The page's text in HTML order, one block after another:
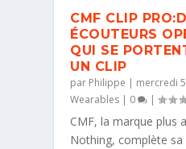
CMF CLIP
ÉCOUTEURS
QUI SE
UN CLIP
par Philippe | mercredi
Wearables | 0 |
CMF, la marque plus
Nothing, complète